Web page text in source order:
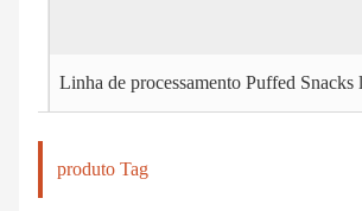
produto Tag